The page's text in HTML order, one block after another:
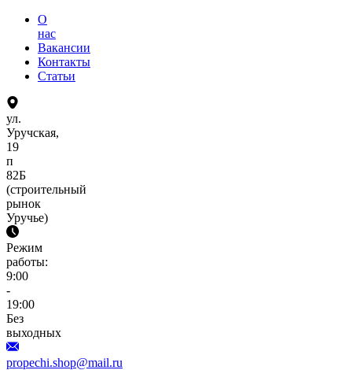
О
нас
Вакансии
Контакты
Статьи
ул.
Уручская,
19
п
82Б
(строительный
рынок
Уручье)
Режим
работы:
9:00
-
19:00
Без
выходных
propechi.shop@mail.ru